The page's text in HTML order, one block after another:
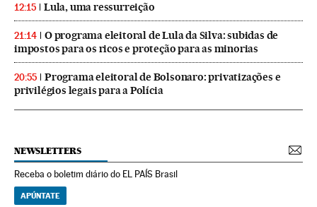
12:15 Lula, uma ressurreição
21:14
O programa eleitoral de Lula da Silva: subidas de
impostos para os ricos e proteção para as minorias
20:55
Programa eleitoral de Bolsonaro: privatizações e
privilégios legais para a Polícia
NEWSLETTERS
Receba o boletim diário do EL PAÍS Brasil
APÚNTATE